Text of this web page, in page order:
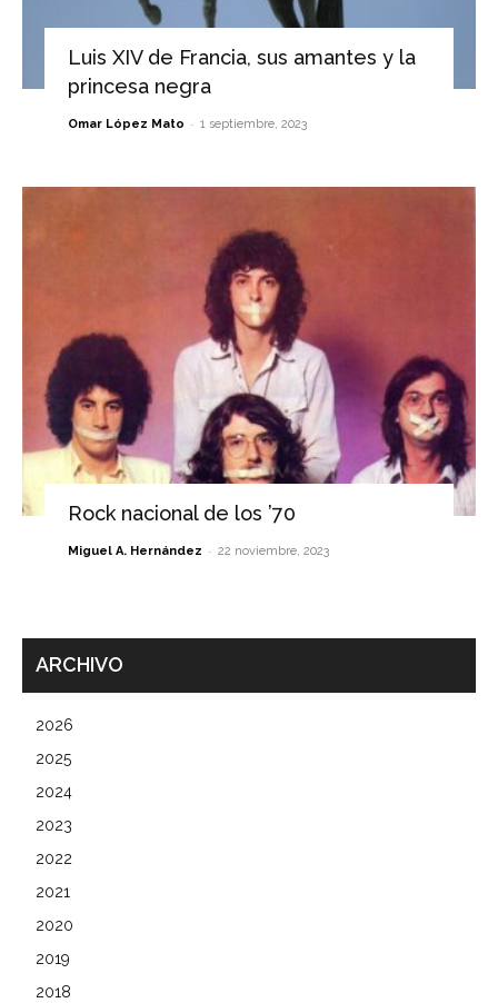
Luis XIV de Francia, sus amantes y la
princesa negra
Omar López Mato - 1 septiembre, 2023
Rock nacional de los ’70
Miguel A. Hernández - 22 noviembre, 2023
ARCHIVO
2026
2025
2024
2023
2022
2021
2020
2019
2018